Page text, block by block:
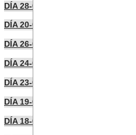
DÍA 28-06-2022
DÍA 20-06-2022
DÍA 26-05-2022
DÍA 24-05-2022
DÍA 23-05-2022
DÍA 19-05-2022
DÍA 18-05-2022